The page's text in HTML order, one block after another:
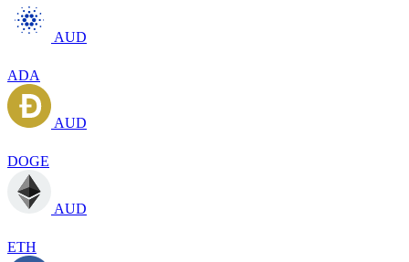
AUD
ADA
AUD
DOGE
AUD
ETH